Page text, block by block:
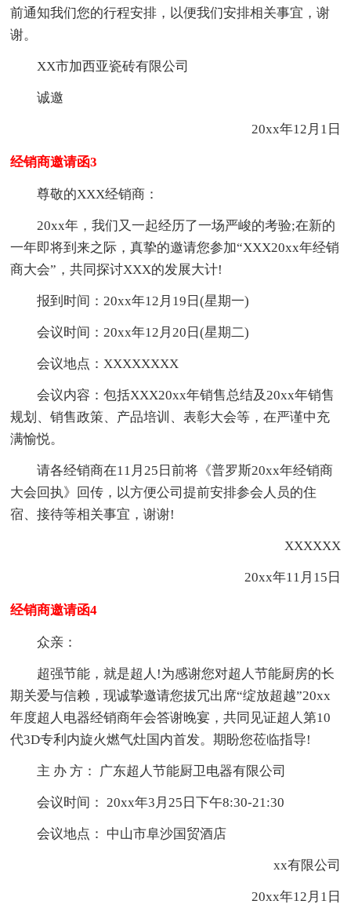
前通知我们您的行程安排，以便我们安排相关事宜，谢
谢。
XX市加西亚瓷砖有限公司
诚邀
20xx年12月1日
经销商邀请函3
尊敬的XXX经销商：
20xx年，我们又一起经历了一场严峻的考验;在新的
一年即将到来之际，真挚的邀请您参加“XXX20xx年经销
商大会”，共同探讨XXX的发展大计!
报到时间：20xx年12月19日(星期一)
会议时间：20xx年12月20日(星期二)
会议地点：XXXXXXXX
会议内容：包括XXX20xx年销售总结及20xx年销售
规划、销售政策、产品培训、表彰大会等，在严谨中充
满愉悦。
请各经销商在11月25日前将《普罗斯20xx年经销商
大会回执》回传，以方便公司提前安排参会人员的住
宿、接待等相关事宜，谢谢!
XXXXXX
20xx年11月15日
经销商邀请函4
众亲：
超强节能，就是超人!为感谢您对超人节能厨房的长
期关爱与信赖，现诚挚邀请您拔冗出席“绽放超越”20xx
年度超人电器经销商年会答谢晚宴，共同见证超人第10
代3D专利内旋火燃气灶国内首发。期盼您莅临指导!
主 办 方： 广东超人节能厨卫电器有限公司
会议时间： 20xx年3月25日下午8:30-21:30
会议地点： 中山市阜沙国贸酒店
xx有限公司
20xx年12月1日